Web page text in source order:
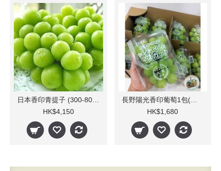
HK$4,150
長野陽光香印葡萄1包(約350g x 10)
HK$1,680